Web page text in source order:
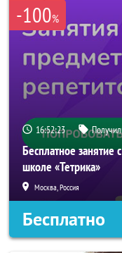
-100%
16:52:22
Бесплатное
школе «Тетрика»
Москва, Россия
Бесплатно